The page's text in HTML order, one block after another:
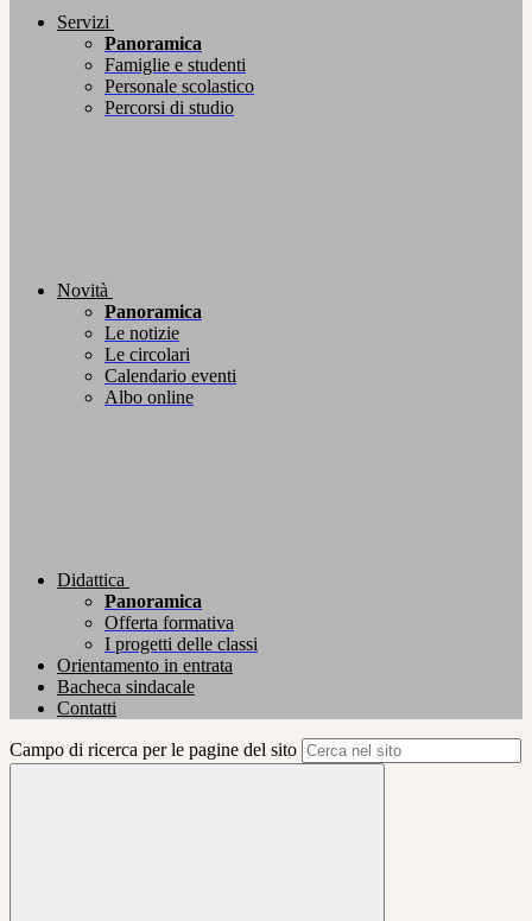
Servizi
Panoramica
Famiglie e studenti
Personale scolastico
Percorsi di studio
Novità
Panoramica
Le notizie
Le circolari
Calendario eventi
Albo online
Didattica
Panoramica
Offerta formativa
I progetti delle classi
Orientamento in entrata
Bacheca sindacale
Contatti
Campo di ricerca per le pagine del sito